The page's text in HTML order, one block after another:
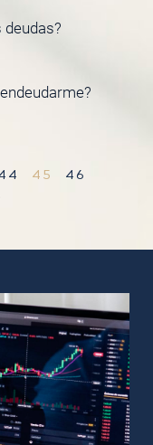
deudas?
45
46